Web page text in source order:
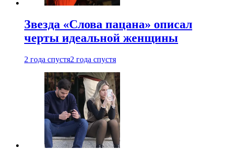
Звезда «Слова пацана» описал
черты идеальной женщины
2 года спустя2 года спустя